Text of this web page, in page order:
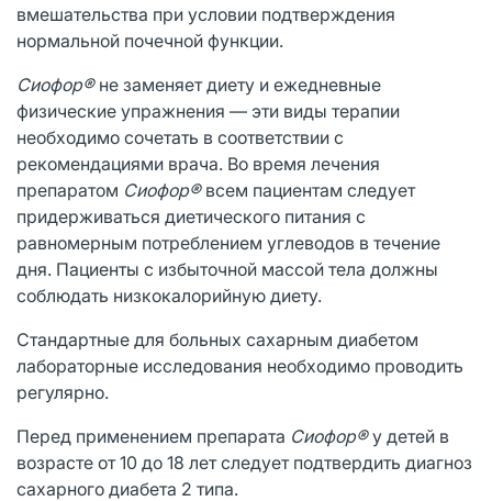
вмешательства при условии подтверждения
нормальной почечной функции.
Сиофор®не заменяет диету и ежедневные
физические упражнения — эти виды терапии
необходимо сочетать в соответствии с
рекомендациями врача. Во время лечения
препаратом Сиофор®всем пациентам следует
придерживаться диетического питания с
равномерным потреблением углеводов в течение
дня. Пациенты с избыточной массой тела должны
соблюдать низкокалорийную диету.
Стандартные для больных сахарным диабетом
лабораторные исследования необходимо проводить
регулярно.
Перед применением препарата Сиофор®у детей в
возрасте от 10 до 18 лет следует подтвердить диагноз
сахарного диабета 2 типа.